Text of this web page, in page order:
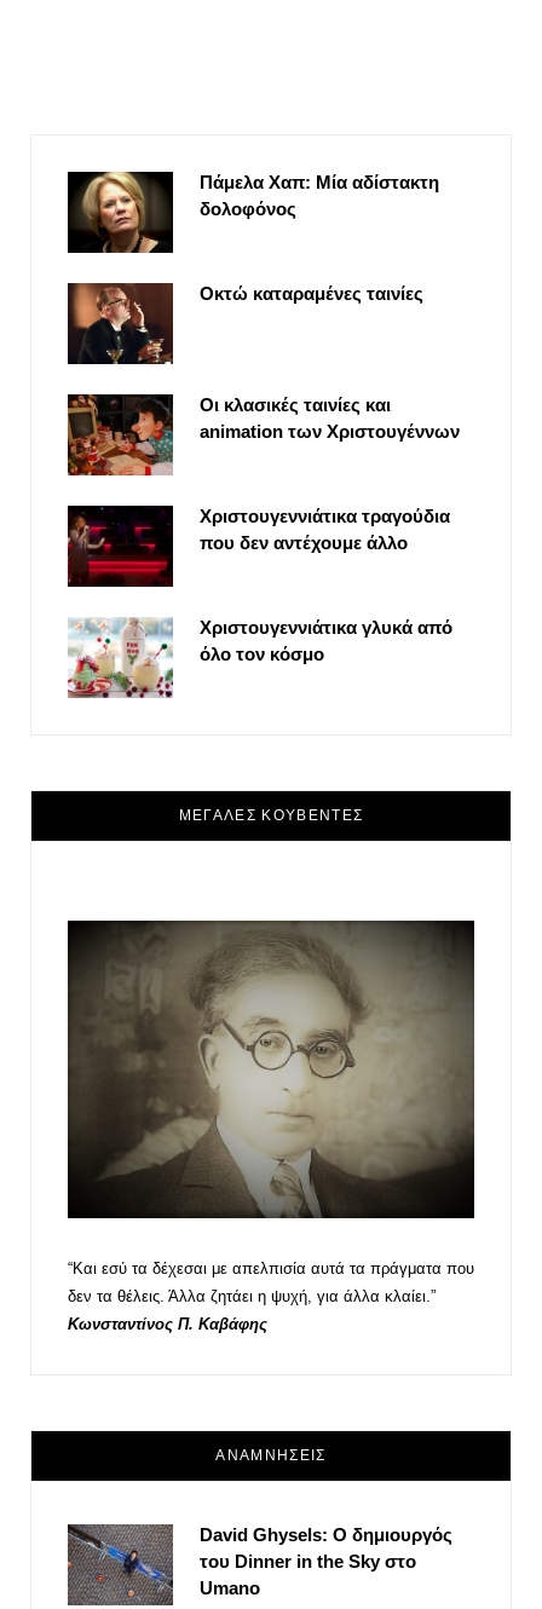
Πάμελα Χαπ: Μία αδίστακτη
δολοφόνος
Οκτώ καταραμένες ταινίες
Οι κλασικές ταινίες και
animation των Χριστουγέννων
Χριστουγεννιάτικα τραγούδια
που δεν αντέχουμε άλλο
Χριστουγεννιάτικα γλυκά από
όλο τον κόσμο
ΜΕΓΑΛΕΣ ΚΟΥΒΕΝΤΕΣ
“Και εσύ τα δέχεσαι με απελπισία αυτά τα πράγματα που
δεν τα θέλεις. Άλλα ζητάει η ψυχή, για άλλα κλαίει.”
Κωνσταντίνος Π. Καβάφης
ΑΝΑΜΝΗΣΕΙΣ
David Ghysels: Ο δημιουργός
του Dinner in the Sky στο
Umano